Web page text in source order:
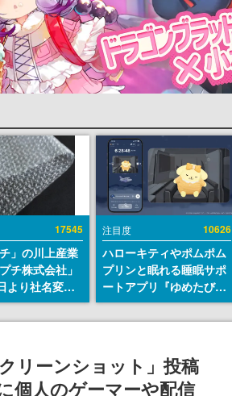
17545
」の川上産業
チ株式会社」
より社名変更
年で初めての
プチッ”と鳴る
注目度 10626
ハローキティやポムポム
プリンと眠れる睡眠サポ
ートアプリ『ゆめたび』
が配信中。キャラごとの
ASMRや目覚ましアラー
リーンショット」投稿
個人のゲーマーや配信